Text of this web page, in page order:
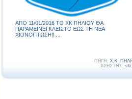
ΑΠΟ 11/01/2016 ΤΟ ΧΚ ΠΗΛΙΟΥ ΘΑ
ΠΑΡΑΜΕΙΝΕΙ ΚΛΕΙΣΤΟ ΕΩΣ ΤΗ ΝΕΑ
ΧΙΟΝΟΠΤΩΣΗ!! ...
ΠΗΓΗ: Χ.Κ.
ΧΡΗΣΤΗΣ: